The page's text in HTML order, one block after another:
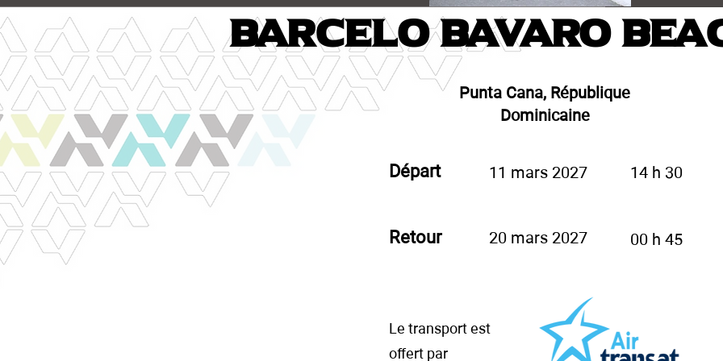
Barcelo Bavaro
Départ 11 mars 2027 14 h 30
Retour 20 mars 2027 00 h 45
Le transport est
offert par
Punta Cana, République
Dominicaine